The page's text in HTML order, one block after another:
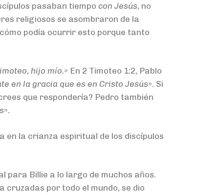
pasaban tiempo con Jesús, no
religiosos se asombraron de la
podía ocurrir esto porque tanto
hijo mío.» En 2 Timoteo 1:2, Pablo
en la gracia que es en Cristo Jesús». Si
que respondería? Pedro también
en la crianza espiritual de los discípulos
para Billie a lo largo de muchos años.
por todo el mundo, se dio